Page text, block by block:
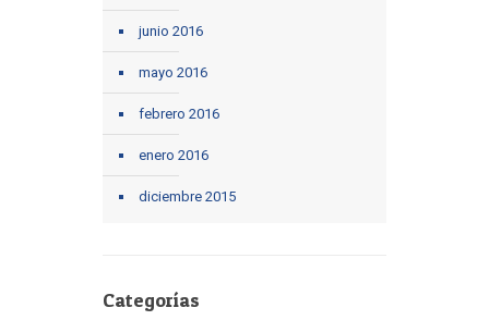
junio 2016
mayo 2016
febrero 2016
enero 2016
diciembre 2015
Categorías